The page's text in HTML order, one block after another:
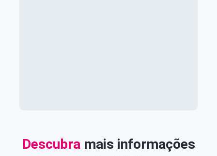
Descubra mais informações